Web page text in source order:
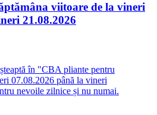
viitoare de la vineri
21.08.2026
în "CBA pliante pentru
07.08.2026 până la vineri
nevoile zilnice și nu numai.